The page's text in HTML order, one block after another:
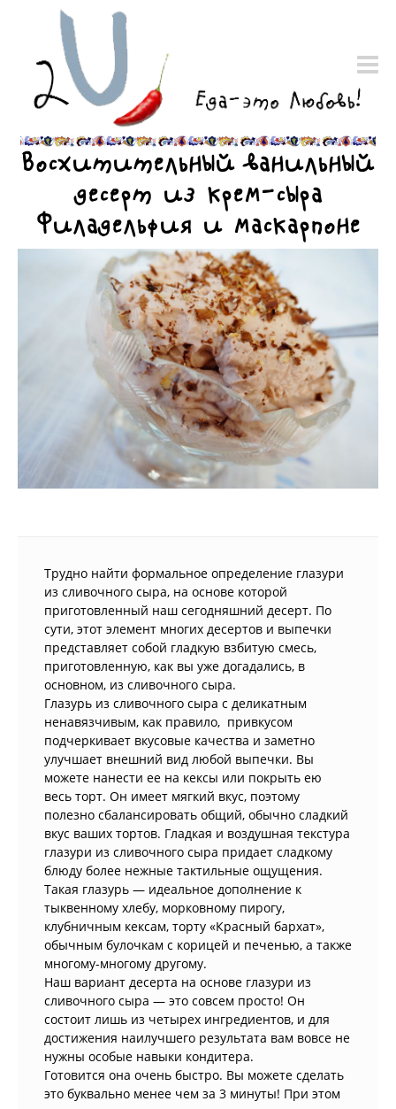
Восхитительный ванильный
десерт из крем-сыра
Филадельфия и маскарпоне
Трудно найти формальное определение глазури
из сливочного сыра, на основе которой
приготовленный наш сегодняшний десерт. По
сути, этот элемент многих десертов и выпечки
представляет собой гладкую взбитую смесь,
приготовленную, как вы уже догадались, в
основном, из сливочного сыра.
Глазурь из сливочного сыра с деликатным
ненавязчивым, как правило, привкусом
подчеркивает вкусовые качества и заметно
улучшает внешний вид любой выпечки. Вы
можете нанести ее на кексы или покрыть ею
весь торт. Он имеет мягкий вкус, поэтому
полезно сбалансировать общий, обычно сладкий
вкус ваших тортов. Гладкая и воздушная текстура
глазури из сливочного сыра придает сладкому
блюду более нежные тактильные ощущения.
Такая глазурь — идеальное дополнение к
тыквенному хлебу, морковному пирогу,
клубничным кексам, торту «Красный бархат»,
обычным булочкам с корицей и печенью, а также
многому-многому другому.
Наш вариант десерта на основе глазури из
сливочного сыра — это совсем просто! Он
состоит лишь из четырех ингредиентов, и для
достижения наилучшего результата вам вовсе не
нужны особые навыки кондитера.
Готовится она очень быстро. Вы можете сделать
это буквально менее чем за 3 минуты! При этом